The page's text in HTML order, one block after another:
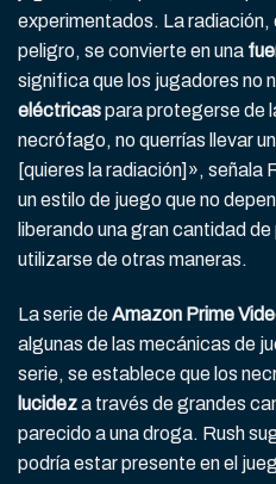
experimentados. La radiación,
peligro, se convierte en una
significa que los jugadores no
eléctricaspara protegerse de
necrófago, no querrías llevar
[quieres la radiación]», señala
un estilo de juego que no
liberando una gran cantidad
utilizarse de otras maneras.
La serie deAmazon Prime
algunas de las mecánicas de
serie, se establece que los
lucideza través de grandes
parecido a una droga. Rush
podría estar presente en el